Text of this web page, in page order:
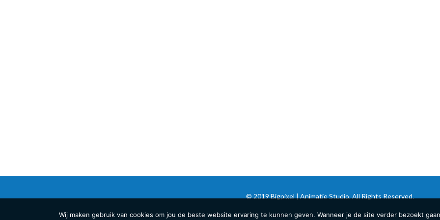
© 2019 Bigpixel | Animatie Studio. All Rights Reserved.
Wij maken gebruik van cookies om jou de beste website ervaring te kunnen geven. Wanneer je de site verder bezoekt